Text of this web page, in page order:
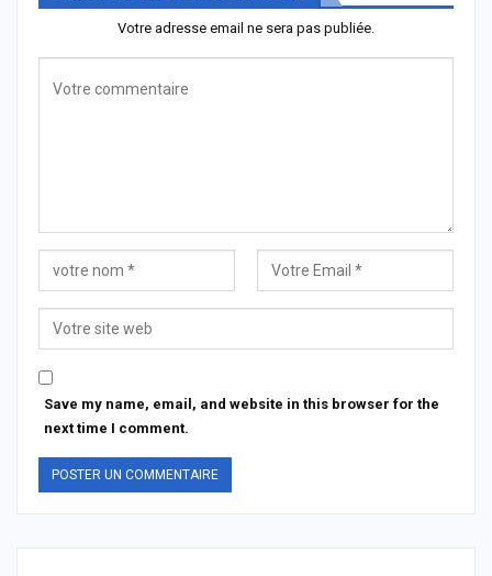
Votre adresse email ne sera pas publiée.
Save my name, email, and website in this browser for the
next time I comment.